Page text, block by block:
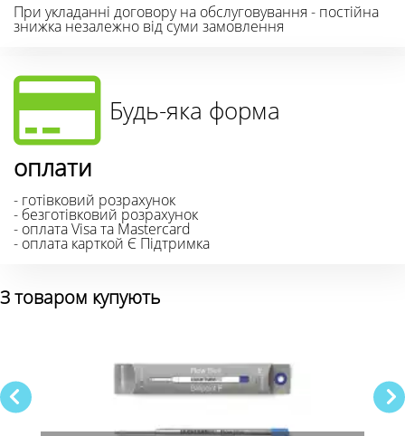
При укладанні договору на обслуговування - постійна
знижка незалежно від суми замовлення
Будь-яка форма
оплати
- готівковий розрахунок
- безготівковий розрахунок
- оплата Visa та Mastercard
- оплата карткой Є Підтримка
З товаром купують